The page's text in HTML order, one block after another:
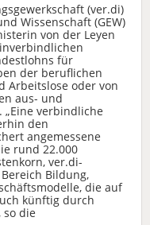
(ver.di)
Wissenschaft (GEW)
von der Leyen
für
der beruflichen
Arbeitslose oder von
aus- und
verbindliche
den
angemessene
rund 22.000
ver.di-
Bildung,
die auf
künftig durch
die